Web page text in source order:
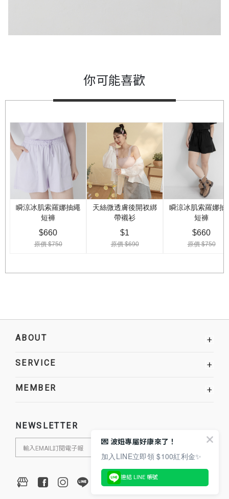
你可能喜歡
ABOUT +
SERVICE +
MEMBER +
NEWSLETTER
💌 波妞專屬好康來了！
加入LINE立即領 $100紅利金✨
連結 LINE 帳號